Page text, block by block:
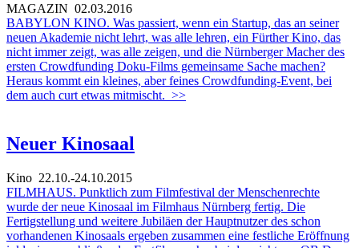
MAGAZIN 02.03.2016
BABYLON KINO. Was passiert, wenn ein Startup, das an seiner
neuen Akademie nicht lehrt, was alle lehren, ein Fürther Kino, das
nicht immer zeigt, was alle zeigen, und die Nürnberger Macher des
ersten Crowdfunding Doku-Films gemeinsame Sache machen?
Heraus kommt ein kleines, aber feines Crowdfunding-Event, bei
dem auch curt etwas mitmischt. >>
Neuer Kinosaal
Kino 22.10.-24.10.2015
FILMHAUS. Punktlich zum Filmfestival der Menschenrechte
wurde der neue Kinosaal im Filmhaus Nürnberg fertig. Die
Fertigstellung und weitere Jubiläen der Hauptnutzer des schon
vorhandenen Kinosaals ergeben zusammen eine festliche Eröffnung